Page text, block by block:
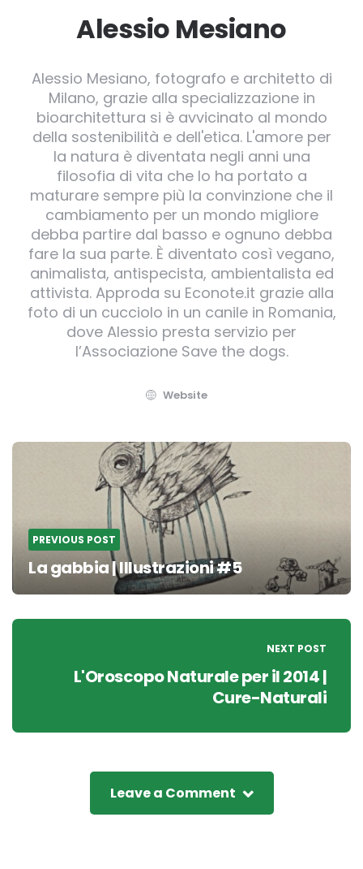
Alessio Mesiano
Alessio Mesiano, fotografo e architetto di
Milano, grazie alla specializzazione in
bioarchitettura si è avvicinato al mondo
della sostenibilità e dell'etica. L'amore per
la natura è diventata negli anni una
filosofia di vita che lo ha portato a
maturare sempre più la convinzione che il
cambiamento per un mondo migliore
debba partire dal basso e ognuno debba
fare la sua parte. È diventato così vegano,
animalista, antispecista, ambientalista ed
attivista. Approda su Econote.it grazie alla
foto di un cucciolo in un canile in Romania,
dove Alessio presta servizio per
l’Associazione Save the dogs.
Website
Post
navigation
PREVIOUS POST
La gabbia | Illustrazioni #5
NEXT POST
L'Oroscopo Naturale per il 2014 |
Cure-Naturali
Leave a Comment